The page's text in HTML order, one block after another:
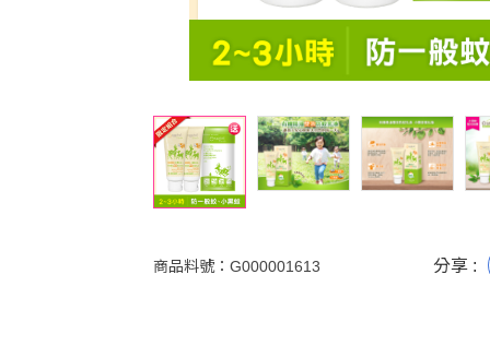
商品料號： G000001613 分享 :